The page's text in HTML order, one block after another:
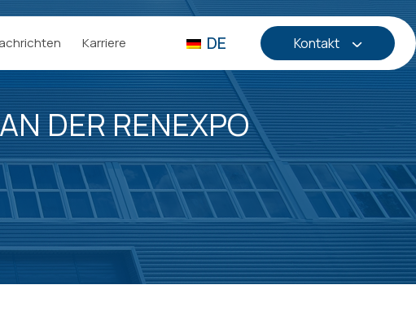
Karriere DE Kontakt
DER RENEXPO